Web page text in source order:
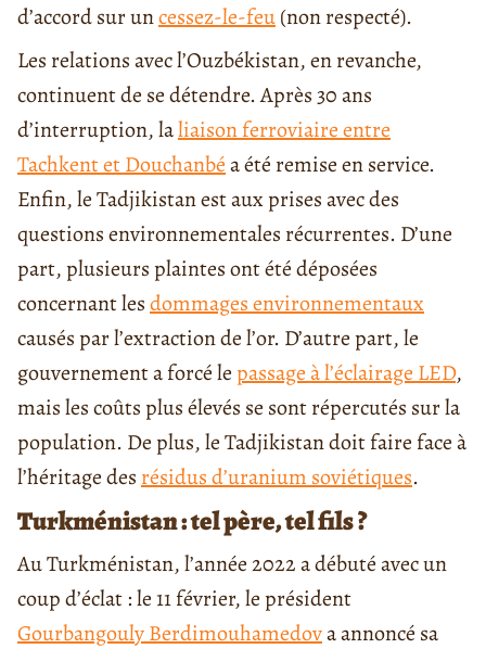
d’accord sur uncessez-le-feu(non respecté).
Les relations avec l’Ouzbékistan, en revanche,
continuent de se détendre. Après 30 ans
d’interruption, laliaison ferroviaire entre
Tachkent et Douchanbéa été remise en service.
Enfin, le Tadjikistan est aux prises avec des
questions environnementales récurrentes. D’une
part, plusieurs plaintes ont été déposées
concernant lesdommages environnementaux
causés par l’extraction de l’or. D’autre part, le
gouvernement a forcé lepassage à l’éclairage LED,
mais les coûts plus élevés se sont répercutés sur la
population. De plus, le Tadjikistan doit faire face à
l’héritage des résidus d’uranium soviétiques.
Turkménistan : tel père, tel fils ?
Au Turkménistan, l’année 2022 a débuté avec un
coup d’éclat : le 11 février, le président
Gourbangouly Berdimouhamedova annoncé sa